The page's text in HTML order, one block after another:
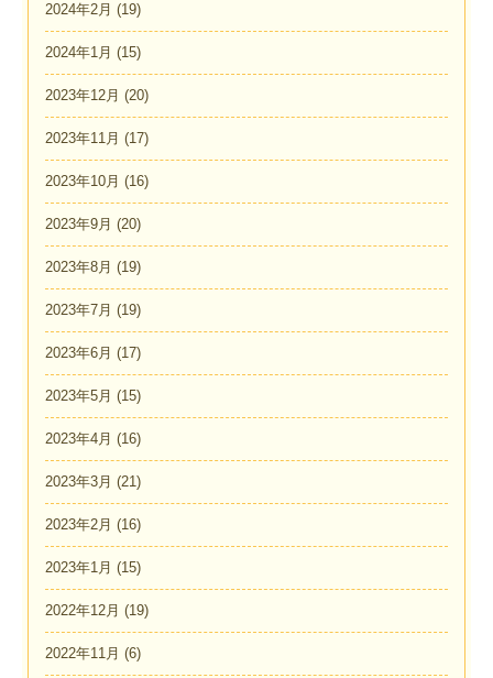
2024年2月 (19)
2024年1月 (15)
2023年12月 (20)
2023年11月 (17)
2023年10月 (16)
2023年9月 (20)
2023年8月 (19)
2023年7月 (19)
2023年6月 (17)
2023年5月 (15)
2023年4月 (16)
2023年3月 (21)
2023年2月 (16)
2023年1月 (15)
2022年12月 (19)
2022年11月 (6)